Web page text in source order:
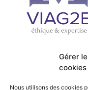
Gérer
cookies
Nous utilisons des cookies